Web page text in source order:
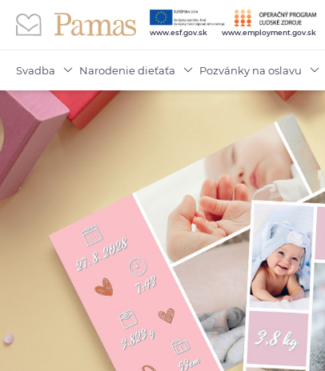
www.esf.gov.sk www.employment.gov.sk
Svadba Narodenie dieťaťa Pozvánky na oslavu